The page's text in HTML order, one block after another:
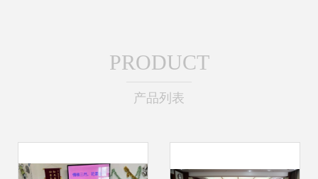
PRODUCT
产品列表